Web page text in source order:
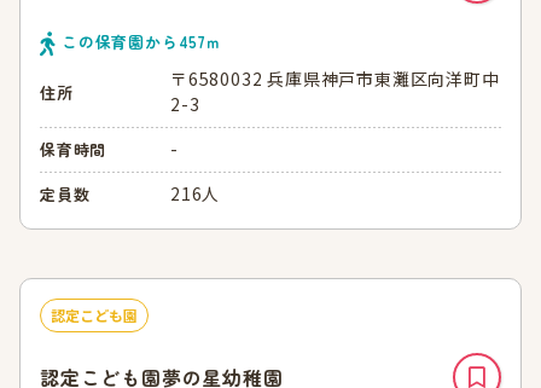
この保育園から 457ｍ
住所
〒6580032 兵庫県神戸市東灘区向洋町中
2-3
保育時間 -
定員数 216人
認定こども園
認定こども園夢の星幼稚園